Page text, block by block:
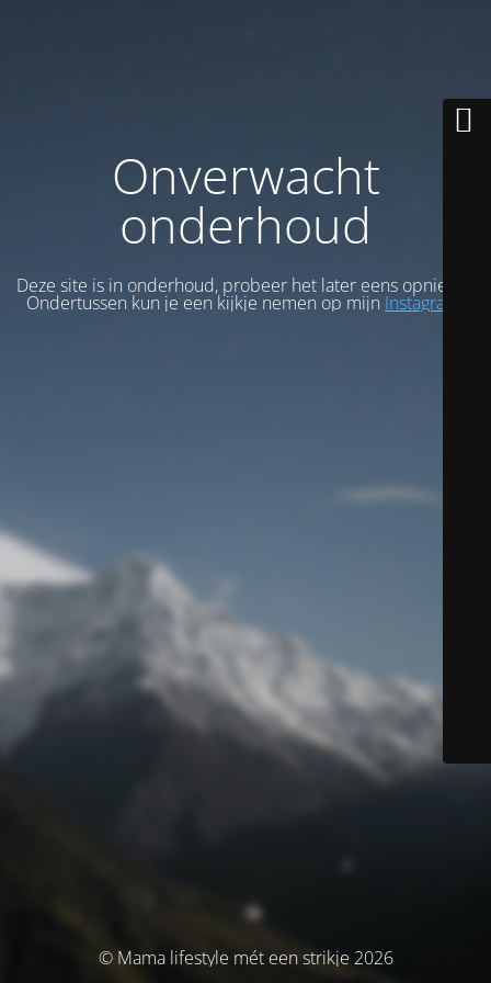
Onverwacht
onderhoud
Deze site is in onderhoud, probeer het later eens opnieuw.
Ondertussen kun je een kijkje nemen op mijn Instagram
© Mama lifestyle mét een strikje 2026